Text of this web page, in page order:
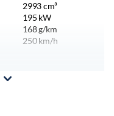
2993cm³
195 kW
168g/km
250km/h